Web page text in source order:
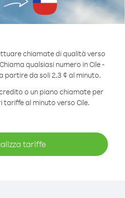
chiamate di qualità verso
qualsiasi numero in Cile -
partire da soli 2.3 ¢ al minuto.
o un piano chiamate per
tariffe al minuto verso Cile.
tariffe